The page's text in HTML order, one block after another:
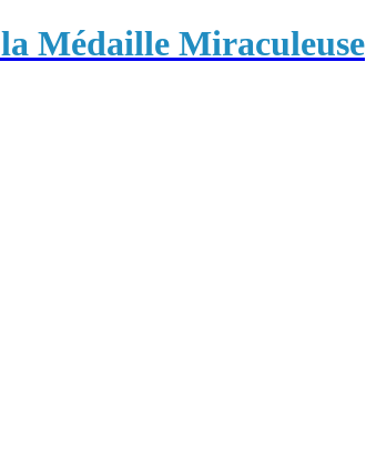
Médaille Miraculeuse